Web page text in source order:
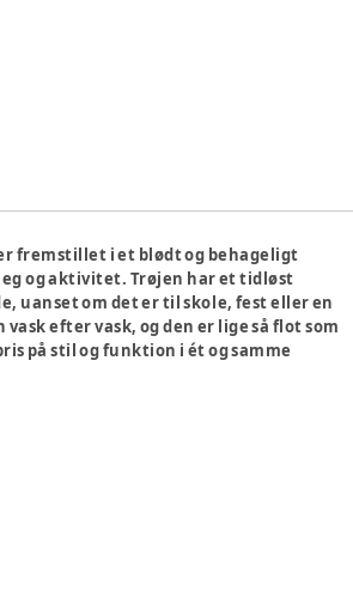
fremstillet i et blødt og behageligt
og aktivitet. Trøjen har et tidløst
uanset om det er til skole, fest eller en
efter vask, og den er lige så flot som
på stil og funktion i ét og samme